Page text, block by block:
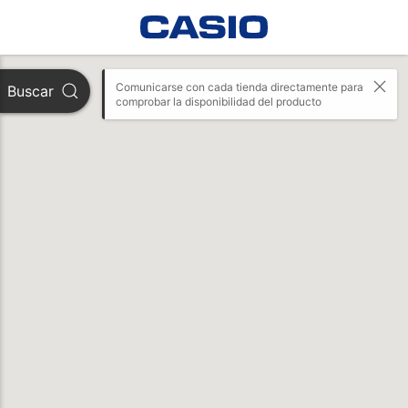
Comunicarse con cada tienda directamente para
comprobar la disponibilidad del producto
Buscar